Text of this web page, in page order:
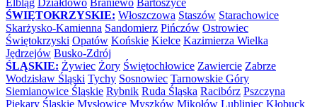
ŚWIĘTOKRZYSKIE: Włoszczowa Staszów Starachowice
Skarżysko-Kamienna Sandomierz Pińczów Ostrowiec
Świętokrzyski Opatów Końskie Kielce Kazimierza Wielka
Jędrzejów Busko-Zdrój
ŚLĄSKIE: Żywiec Żory Świętochłowice Zawiercie Zabrze
Wodzisław Śląski Tychy Sosnowiec Tarnowskie Góry
Siemianowice Śląskie Rybnik Ruda Śląska Racibórz Pszczyna
Piekary Śląskie Mysłowice Myszków Mikołów Lubliniec Kłobuck